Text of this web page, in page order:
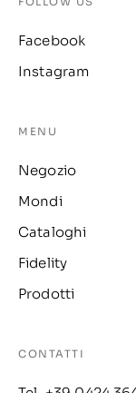
Facebook
Instagram
MENU
Negozio
Mondi
Cataloghi
Fidelity
Prodotti
CONTATTI